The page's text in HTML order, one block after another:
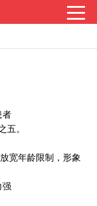
者
五。
宽年龄限制，形象
强